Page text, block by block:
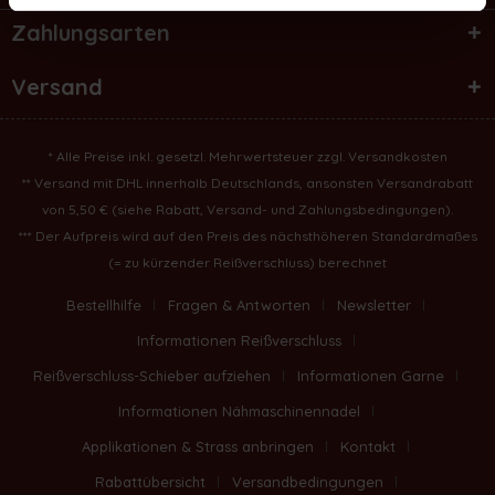
Zahlungsarten
Versand
* Alle Preise inkl. gesetzl. Mehrwertsteuer zzgl. Versandkosten
** Versand mit DHL innerhalb Deutschlands, ansonsten Versandrabatt
von 5,50 € (siehe Rabatt, Versand- und Zahlungsbedingungen).
*** Der Aufpreis wird auf den Preis des nächsthöheren Standardmaßes
(= zu kürzender Reißverschluss) berechnet
Bestellhilfe Fragen & Antworten
Newsletter
Informationen Reißverschluss
Reißverschluss-Schieber aufziehen
Informationen Garne
Informationen Nähmaschinennadel
Applikationen & Strass anbringen
Kontakt
Rabattübersicht
Versandbedingungen